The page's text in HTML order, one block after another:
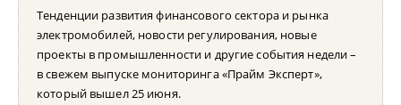
Тенденции развития финансового сектора и рынка
электромобилей, новости регулирования, новые
проекты в промышленности и другие события недели –
в свежем выпуске мониторинга «Прайм Эксперт»,
который вышел 25 июня.